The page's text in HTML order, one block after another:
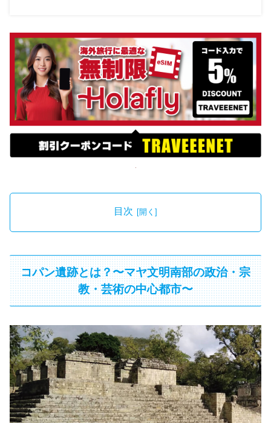
目次
コパン遺跡とは？〜マヤ文明南部の政治・宗
教・芸術の中心都市〜